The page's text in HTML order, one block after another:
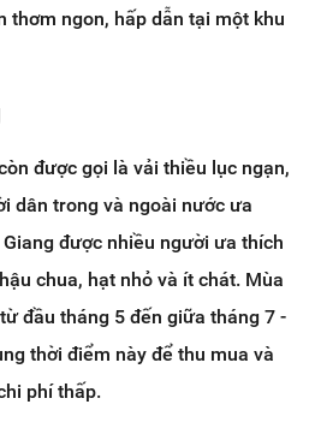
thơm ngon, hấp dẫn tại một khu
được gọi là vải thiều lục ngạn,
dân trong và ngoài nước ưa
được nhiều người ưa thích
chua, hạt nhỏ và ít chát. Mùa
đầu tháng 5 đến giữa tháng 7 -
thời điểm này để thu mua và
phí thấp.